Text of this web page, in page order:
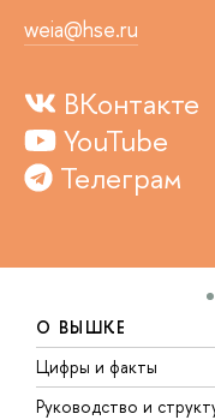
weia@hse.ru
ВКонтакте
YouTube
Телеграм
О ВЫШКЕ
Цифры и факты
Руководство и